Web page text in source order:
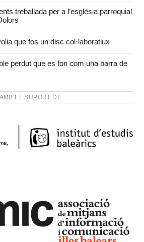
treballada per a l’església parroquial
que fos un disc col·laboratiu»
perdut que es fon com una barra de
AMB EL SUPORT DE: